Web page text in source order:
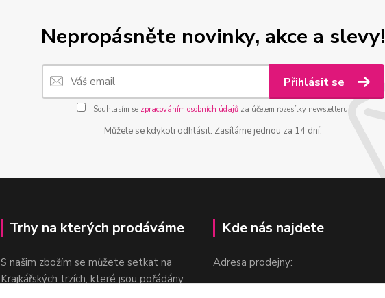
Nepropásněte novinky, akce a slevy!
Přihlásit se
Souhlasím se zpracováním osobních údajůza účelem rozesílky newsletteru.
Můžete se kdykoli odhlásit. Zasíláme jednou za 14 dní.
Trhy na kterých prodáváme
S našim zbožím se můžete setkat na
Krajkářských trzích, které jsou pořádány
Kde nás najdete
Adresa prodejny: